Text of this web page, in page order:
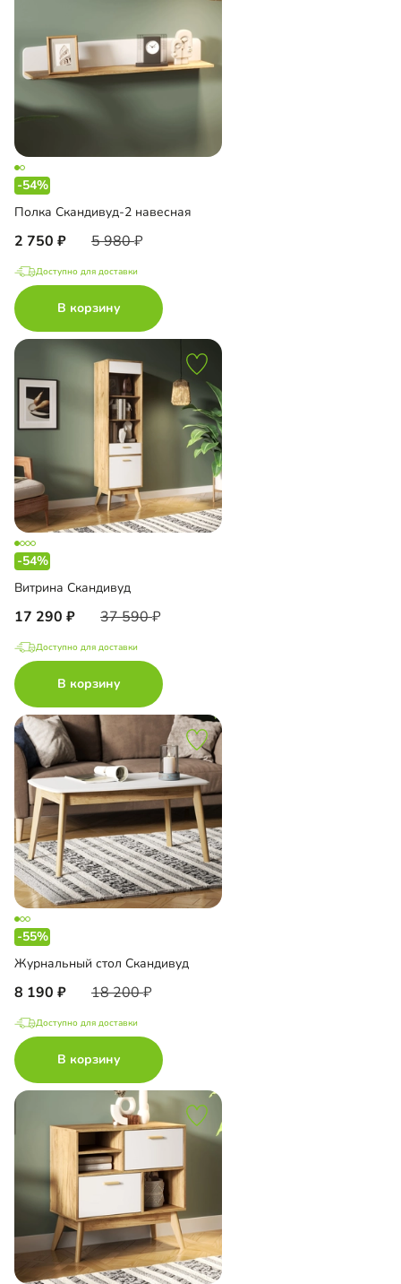
-54%
Полка Скандивуд-2 навесная
2 750 5 980
Доступно для доставки
В корзину
-54%
Витрина Скандивуд
17 290 37 590
Доступно для доставки
В корзину
-55%
Журнальный стол Скандивуд
8 190 18 200
Доступно для доставки
В корзину